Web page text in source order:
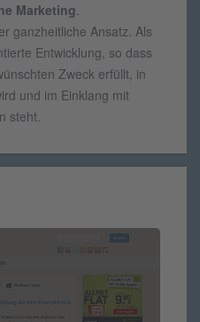
Marketing.
ganzheitliche Ansatz. Als
Entwicklung, so dass
Zweck erfüllt, in
und im Einklang mit
steht.
2009 - 2015